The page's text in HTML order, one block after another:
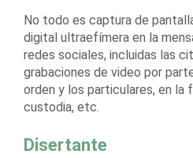
No todo es captura de
digital ultraefímera en la
redes sociales, incluidas las
grabaciones de video por
orden y los particulares, en la
custodia, etc.
Disertante